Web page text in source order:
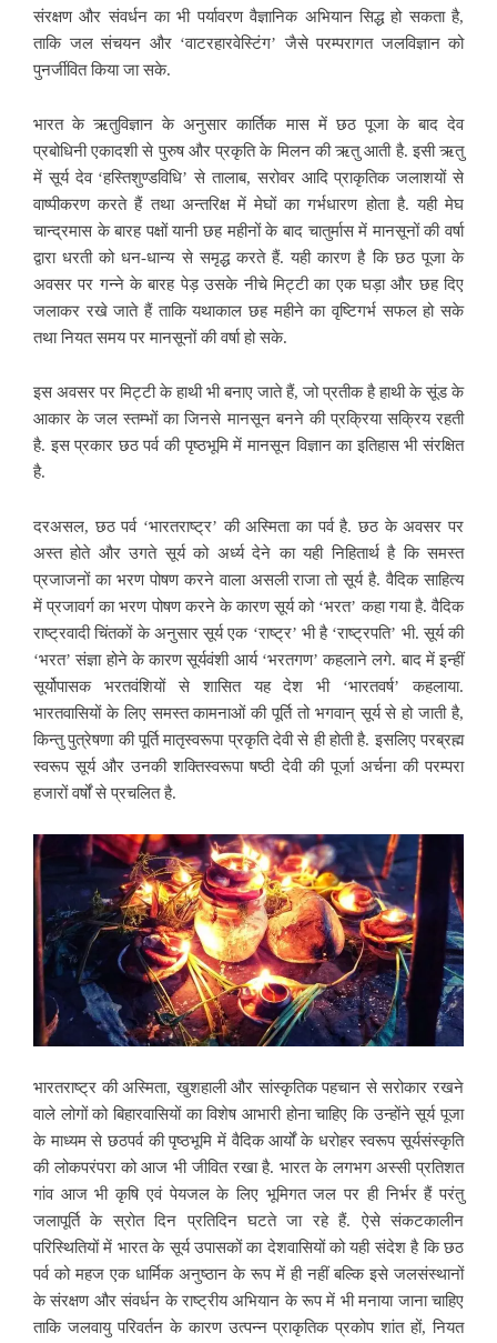
संरक्षण और संवर्धन का भी पर्यावरण वैज्ञानिक अभियान सिद्ध हो सकता है,
ताकि जल संचयन और ‘वाटरहारवेस्टिंग’ जैसे परम्परागत जलविज्ञान को
पुनर्जीवित किया जा सके.
भारत के ऋतुविज्ञान के अनुसार कार्तिक मास में छठ पूजा के बाद देव
प्रबोधिनी एकादशी से पुरुष और प्रकृति के मिलन की ऋतु आती है. इसी ऋतु
में सूर्य देव ‘हस्तिशुण्डविधि’ से तालाब, सरोवर आदि प्राकृतिक जलाशयों से
वाष्पीकरण करते हैं तथा अन्तरिक्ष में मेघों का गर्भधारण होता है. यही मेघ
चान्द्रमास के बारह पक्षों यानी छहमहीनों के बाद चातुर्मास में मानसूनों की वर्षा
द्वारा धरती को धन-धान्य से समृद्ध करते हैं. यही कारण है कि छठ पूजा के
अवसर पर गन्ने के बारह पेड़ उसके नीचे मिट्टी का एक घड़ा और छह दिए
जलाकर रखे जाते हैं ताकि यथाकाल छह महीने का वृष्टिगर्भ सफल हो सके
तथा नियत समय पर मानसूनों की वर्षा हो सके.
इस अवसर पर मिट्टी के हाथीभी बनाए जाते हैं, जो प्रतीक है हाथी के सूंड के
आकार के जल स्तम्भों का जिनसे मानसून बनने की प्रक्रिया सक्रिय रहती
है. इस प्रकार छठ पर्व की पृष्ठभूमि में मानसून विज्ञान का इतिहास भी संरक्षित
है.
दरअसल, छठ पर्व ‘भारतराष्ट्र’ की अस्मिता का पर्व है. छठ के अवसर पर
अस्त होते और उगते सूर्य को अर्ध्य देने का यही निहितार्थ है कि समस्त
प्रजाजनों का भरण पोषण करने वाला असली राजा तो सूर्य है. वैदिक साहित्य
में प्रजावर्ग का भरण पोषण करने के कारण सूर्य को ‘भरत’ कहा गया है. वैदिक
राष्ट्रवादी चिंतकों केअनुसार सूर्य एक ‘राष्ट्र’ भी है ‘राष्ट्रपति’ भी. सूर्य की
‘भरत’ संज्ञा होने के कारण सूर्यवंशी आर्य ‘भरतगण’ कहलाने लगे. बाद में इन्हीं
सूर्योपासक भरतवंशियों से शासित यह देश भी ‘भारतवर्ष’ कहलाया.
भारतवासियों के लिए समस्त कामनाओं की पूर्ति तो भगवान् सूर्य से हो जाती है,
किन्तु पुत्रेषणा की पूर्ति मातृस्वरूपा प्रकृति देवी से ही होती है. इसलिए परब्रह्म
स्वरूप सूर्य और उनकी शक्तिस्वरूपा षष्ठी देवी की पूर्जा अर्चना की परम्परा
हजारों वर्षों से प्रचलित है.
भारतराष्ट्र की अस्मिता, खुशहाली और सांस्कृतिक पहचान से सरोकार रखने
वाले लोगों को बिहारवासियों का विशेष आभारी होना चाहिए कि उन्होंने सूर्य पूजा
के माध्यम से छठपर्व की पृष्ठभूमि में वैदिक आर्यों के धरोहर स्वरूप सूर्यसंस्कृति
की लोकपरंपरा को आज भी जीवित रखा है. भारत के लगभग अस्सी प्रतिशत
गांव आज भी कृषिएवं पेयजल के लिए भूमिगत जल पर ही निर्भर हैं परंतु
जलापूर्ति के स्रोत दिन प्रतिदिन घटते जा रहे हैं. ऐसे संकटकालीन
परिस्थितियों में भारत के सूर्य उपासकों का देशवासियों को यही संदेश है कि छठ
पर्व को महज एक धार्मिक अनुष्ठान के रूप में ही नहीं बल्कि इसे जलसंस्थानों
के संरक्षण और संवर्धन के राष्ट्रीय अभियान के रूप में भी मनाया जाना चाहिए
ताकि जलवायु परिवर्तन के कारण उत्पन्न प्राकृतिक प्रकोप शांत हों, नियत